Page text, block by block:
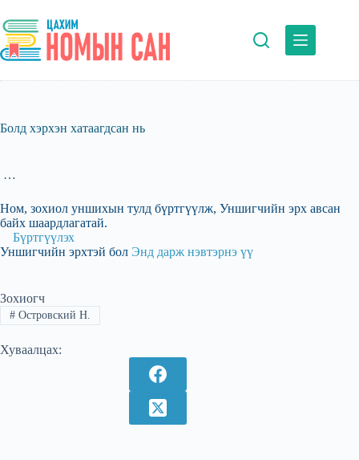
to
content
Болд хэрхэн хатаагдсан нь
…
Ном, зохиол уншихын тулд бүртгүүлж, Уншигчийн эрх авсан
байх шаардлагатай.
Бүртгүүлэх
Уншигчийн эрхтэй бол Энд дарж нэвтэрнэ үү
Зохиогч
#Островский Н.
Хуваалцах: